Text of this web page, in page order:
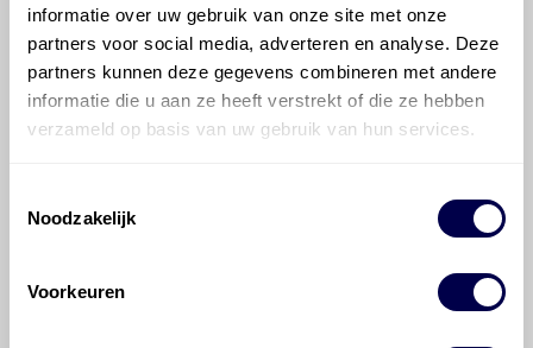
informatie over uw gebruik van onze site met onze
partners voor social media, adverteren en analyse. Deze
partners kunnen deze gegevens combineren met andere
informatie die u aan ze heeft verstrekt of die ze hebben
verzameld op basis van uw gebruik van hun services.
Noodzakelijk
Voorkeuren
Hoe vaak moet de motorolie ververst
worden bij een Mercedes-Benz C-klasse?
Voor welke onderdelen van de
Mercedes-Benz C-klasse is